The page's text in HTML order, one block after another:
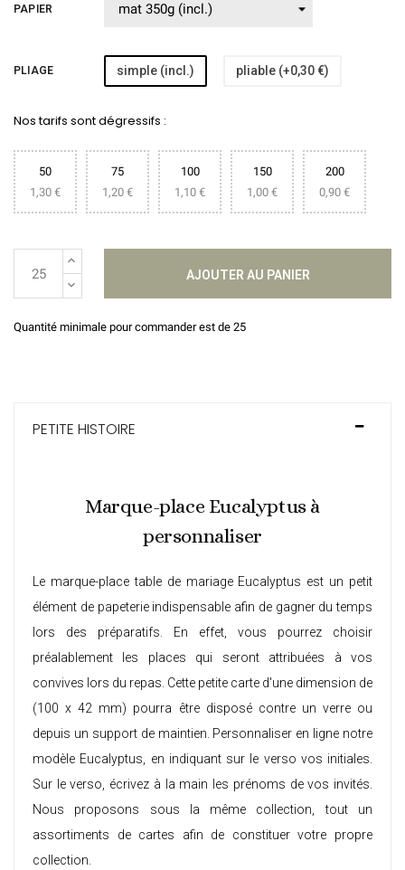
PAPIER
PLIAGE simple (incl.) pliable (+0,30 €)
Nos tarifs sont dégressifs :
50
1,30 €
75
1,20 €
100
1,10 €
150
1,00 €
200
0,90 €
AJOUTER AU PANIER
Quantité minimale pour commander est de 25
PETITE HISTOIRE
Marque-place Eucalyptus à
personnaliser
Le marque-place table de mariageEucalyptus est un petit
élément de papeterie indispensable afin de gagner du temps
lors des préparatifs. En effet, vous pourrez choisir
préalablement les places qui seront attribuées à vos
convives lors du repas. Cette petite carte d'une dimension de
(100 x 42 mm) pourra être disposé contre un verre ou
depuis un support de maintien. Personnaliser en ligne notre
modèle Eucalyptus, en indiquant sur le verso vos initiales.
Sur le verso, écrivez à la main les prénoms de vos invités.
Nous proposons sous la même collection, tout un
assortiments de cartes afin de constituer votre propre
collection.